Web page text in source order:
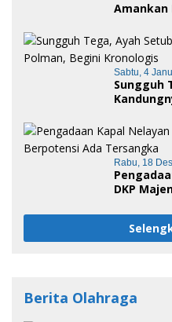
Amankan
Sabtu, 4
Sungguh
Rabu, 18
DKP
Berita Olahraga